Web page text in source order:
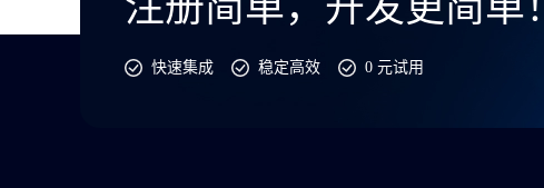
快速集成 稳定高效 0 元试用